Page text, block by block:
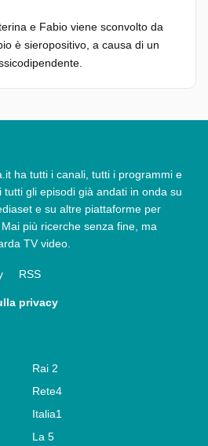
e Fabio viene sconvolto da
è sieropositivo, a causa di un
ha tutti i canali, tutti i programmi e
gli episodi già andati in onda su
e su altre piattaforme per
più ricerche senza fine, ma
TV video.
RSS
privacy
Rai 2
Rete4
Italia1
La 5